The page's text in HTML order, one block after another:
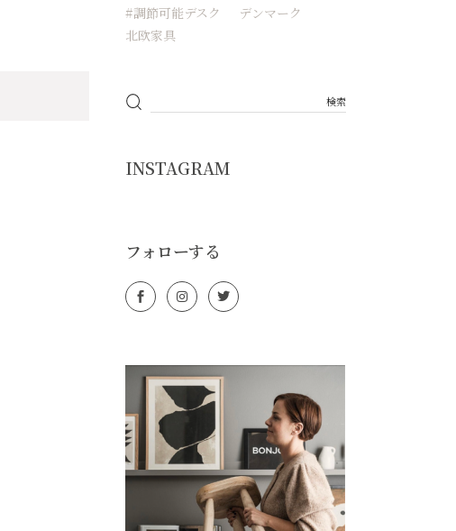
#調節可能デスク
デンマーク
北欧家具
INSTAGRAM
フォローする